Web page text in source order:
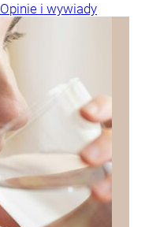
Opinie i wywiady